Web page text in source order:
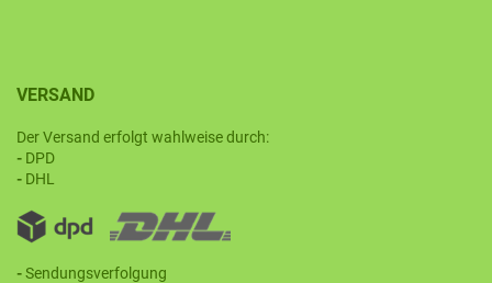
VERSAND
Der Versand erfolgt wahlweise durch:
- DPD
- DHL
-Sendungsverfolgung